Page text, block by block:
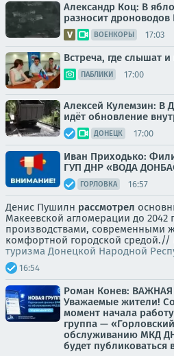
Александр Коц: В
разносит дроноводов
ВОЕНКОРЫ 17:03
Встреча, где слышат
ПАБЛИКИ 17:00
Алексей Кулемзин: В
идёт обновление
ДОНЕЦК 17:00
Иван Приходько:
ГУП ДНР «ВОДА
ГОРЛОВКА 16:57
Денис Пушилн рассмотрел
Макеевской агломерации до 2042
производствами, современными
комфортной городской средой.//
туризма Донецкой Народной
16:54
Роман Конев:
Уважаемые жители!
момент начала
группа —
обслуживанию МКД
будет публиковаться